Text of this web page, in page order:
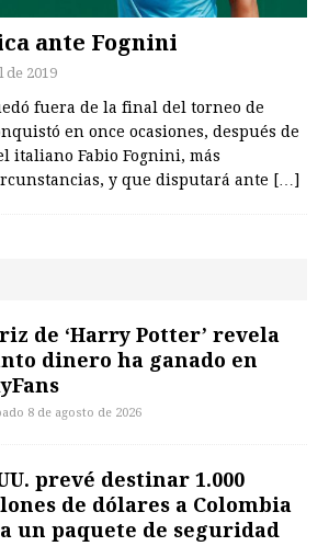
ante Fognini
de 2019
fuera de la final del torneo de
en once ocasiones, después de
italiano Fabio Fognini, más
y que disputará ante […]
de ‘Harry Potter’ revela
dinero ha ganado en
8 de agosto de 2026
prevé destinar 1.000
de dólares a Colombia
un paquete de seguridad